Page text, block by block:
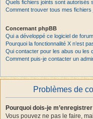
Quels fichiers joints sont autorisés
Comment trouver tous mes fichiers
Concernant phpBB
Qui a développé ce logiciel de
Pourquoi la fonctionnalité X n’est
Qui contacter pour les abus ou les
Comment puis-je contacter un
Problèmes de
Pourquoi dois-je
Vous pouvez ne pas le faire,